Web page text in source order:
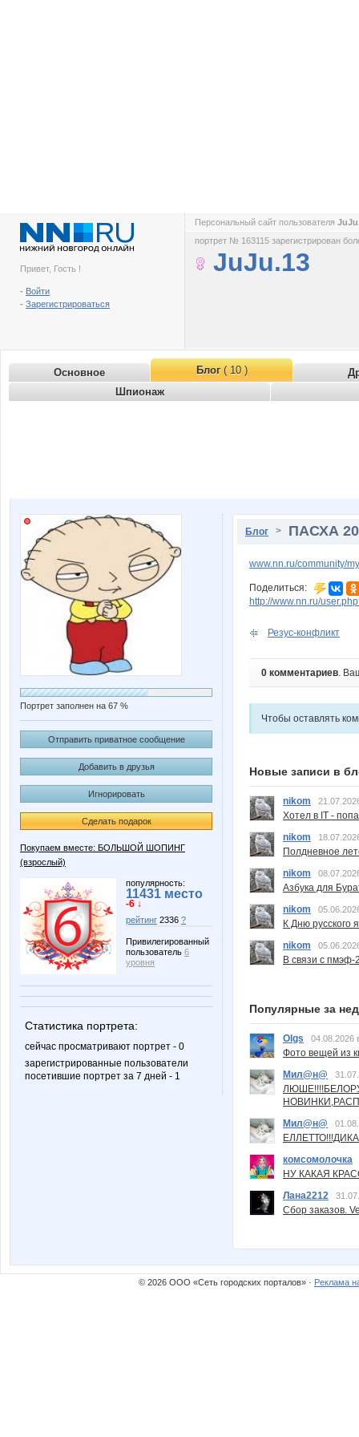
Привет, Гость !
- Войти
- Зарегистрироваться
Персональный сайт пользователя
портрет № 163115 зарегистрирован
JuJu.13
Основное Блог( 10 )
Шпионаж
Портрет заполнен на 67 %
Отправить приватное сообщение
Добавить в друзья
Игнорировать
Сделать подарок
Покупаем вместе: БОЛЬШОЙ ШОПИНГ
(взрослый)
популярность:
11431 место
-6 ↓
рейтинг 2336 ?
Привилегированный
пользователь 6
уровня
Статистика портрета:
сейчас просматривают портрет - 0
зарегистрированные пользователи
посетившие портрет за 7 дней - 1
Блог > ПАСХА
www.nn.ru/community/
Поделиться:
http://www.nn.ru/
Резус-конфликт
0 комментариев.
Чтобы оставлять
Новые записи в
nikom
Хотел в IT -
nikom
Полдневное
nikom
Азбука для
nikom
К Дню русского
nikom
В связи с пмэф-
Популярные за
Olgs 04.08.2026
Фото вещей из
Мил@н@
Мил@н@
комсомолочка
НУ КАКАЯ
Лана2212
Сбор заказов.
© 2026 ООО «Сеть городских порталов» · Реклама